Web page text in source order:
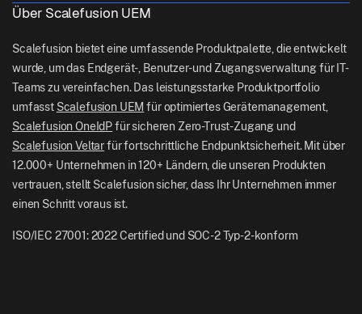
Logistik
Helfen Sie Docs
Blog
Newsroom
Careers
NZ: +64-9-888-4315
India: +91-63694-45500
Über Scalefusion UEM
Scalefusion bietet eine umfassende Produktpalette, die entwickelt
wurde, um das Endgerät-, Benutzer- und Zugangsverwaltung für IT-
Teams zu vereinfachen. Das leistungsstarke Produktportfolio
umfasst Scalefusion UEM für optimiertes Gerätemanagement,
Scalefusion OneIdPfür sicheren Zero-Trust-Zugang und
Scalefusion Veltarfür fortschrittliche Endpunktsicherheit. Mit über
12.000+ Unternehmen in 120+ Ländern, die unseren Produkten
vertrauen, stellt Scalefusion sicher, dass Ihr Unternehmen immer
einen Schritt voraus ist.
ISO/IEC 27001: 2022 Certified und SOC-2 Typ-2-konform